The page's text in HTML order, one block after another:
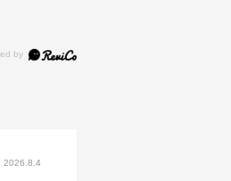
2026.8.4